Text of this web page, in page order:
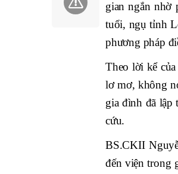
gian ngắn nhờ
tuổi, ngụ tỉnh
phương pháp
Theo lời kể
lơ mơ, không
gia đình đã
cứu.
BS.CKII
đến viện trong